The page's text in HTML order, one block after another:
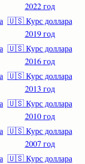
2022 год
🇺🇸 Курс доллара
2019 год
🇺🇸 Курс доллара
2016 год
🇺🇸 Курс доллара
2013 год
🇺🇸 Курс доллара
2010 год
🇺🇸 Курс доллара
2007 год
🇺🇸 Курс доллара